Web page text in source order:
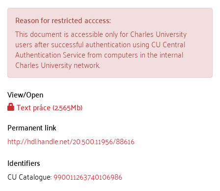
Reason for restricted acccess:
This document is accessible only for Charles University
users after successful authentication using CU Central
Authentication Service from computers in the internal
Charles University network.
View/Open
Text práce (2.565Mb)
Permanent link
http://hdl.handle.net/20.500.11956/88616
Identifiers
CU Catalogue:990011263740106986